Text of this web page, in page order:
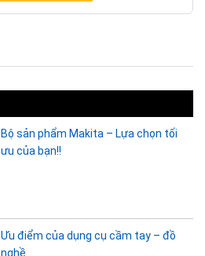
Bộ sản phẩm Makita – Lựa chọn tối
ưu của bạn!!
Ưu điểm của dụng cụ cầm tay – đồ
nghề